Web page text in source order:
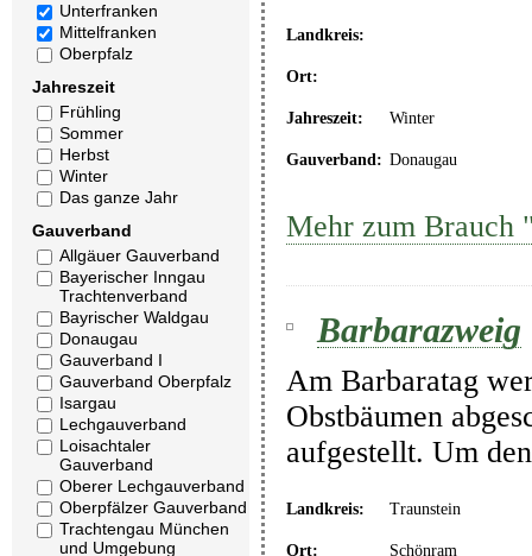
Unterfranken
Mittelfranken
Oberpfalz
Jahreszeit
Frühling
Sommer
Herbst
Winter
Das ganze Jahr
Gauverband
Allgäuer Gauverband
Bayerischer Inngau
Trachtenverband
Bayrischer Waldgau
Donaugau
Gauverband I
Gauverband Oberpfalz
Isargau
Lechgauverband
Loisachtaler
Gauverband
Oberer Lechgauverband
Oberpfälzer Gauverband
Trachtengau München
und Umgebung
Landkreis:
Ort:
Jahreszeit: Winter
Gauverband: Donaugau
Mehr zum Brauch
Barbarazweig
Am Barbaratag
Obstbäumen
aufgestellt. Um
Landkreis: Traunstein
Ort: Schönram